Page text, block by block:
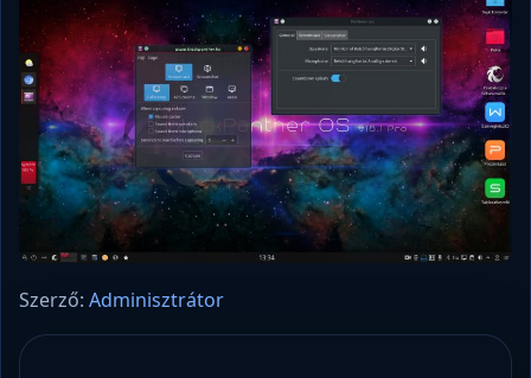
Szerző: Adminisztrátor